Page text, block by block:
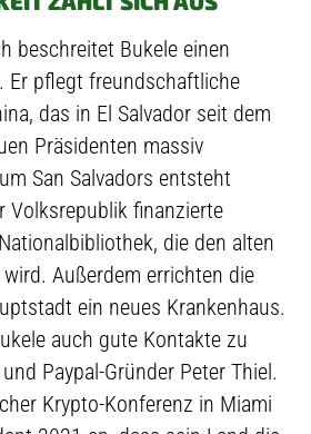
beschreitet Bukele einen
Er pflegt freundschaftliche
das in El Salvador seit dem
Präsidenten massiv
San Salvadors entsteht
Volksrepublik finanzierte
die den alten
Außerdem errichten die
ein neues Krankenhaus.
auch gute Kontakte zu
Paypal-Gründer Peter Thiel.
Krypto-Konferenz in Miami